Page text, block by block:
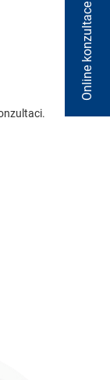
Online konzultace